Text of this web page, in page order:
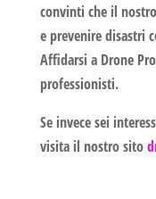
convinti che il
e prevenire disastri
Affidarsi a Drone
professionisti.
Se invece sei
visita il nostro sito